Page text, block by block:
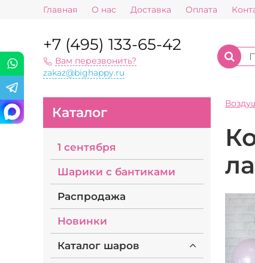
Главная О нас Доставка Оплата
+7 (495) 133-65-42
Вам перезвонить?
zakaz@bighappy.ru
Каталог
1 сентября
Шарики с бантиками
Распродажа
Новинки
Каталог шаров